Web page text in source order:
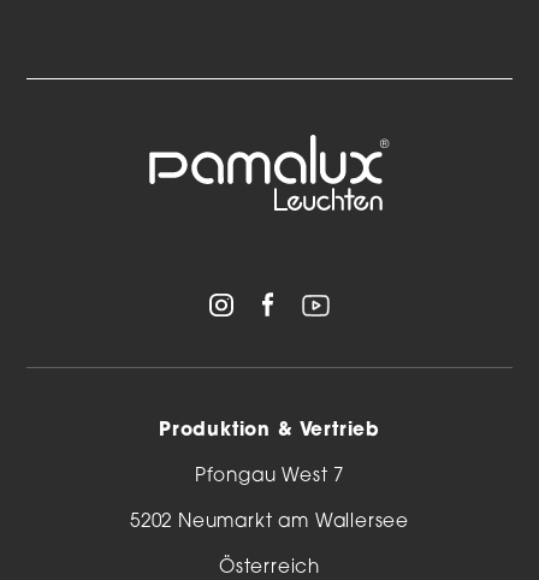
Produktion & Vertrieb
Pfongau West 7
5202 Neumarkt am Wallersee
Österreich